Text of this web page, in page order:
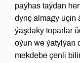
paýhas taýdan
dynç almagy üçin
ýaşdaky toparlar
oýun we ýatylýan
mekdebe çenli